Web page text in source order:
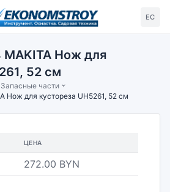
ЕС
MAKITA Нож для
52 см
Запасные части
Нож для кустореза UH5261, 52 см
ЦЕНА
272.00 BYN